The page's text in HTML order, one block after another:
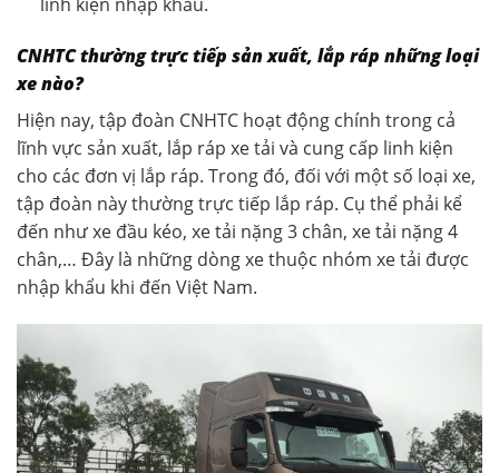
CNHTC thường trực tiếp sản xuất, lắp ráp những loại
xe nào?
Hiện nay, tập đoàn CNHTC hoạt động chính trong cả
lĩnh vực sản xuất, lắp ráp xe tải và cung cấp linh kiện
cho các đơn vị lắp ráp. Trong đó, đối với một số loại xe,
tập đoàn này thường trực tiếp lắp ráp. Cụ thể phải kể
đến như xe đầu kéo, xe tải nặng 3 chân, xe tải nặng 4
chân,… Đây là những dòng xe thuộc nhóm xe tải được
nhập khẩu khi đến Việt Nam.